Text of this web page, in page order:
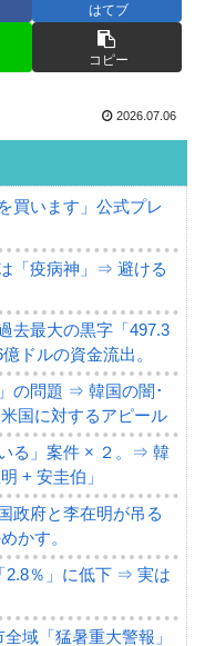
はてブ
コピー
2026.07.06
買います」公式プレ
「疫病神」⇒ 避ける
去最大の黒字「497.3
ドルの資金流出。
の問題 ⇒ 韓国の闇･
国に対するアピール
る」案件 × ２。⇒ 韓
+ 安圭伯」
政府と李在明が吊る
かす。
2.8％」に低下 ⇒ 実は
域「猛暑重大警報」